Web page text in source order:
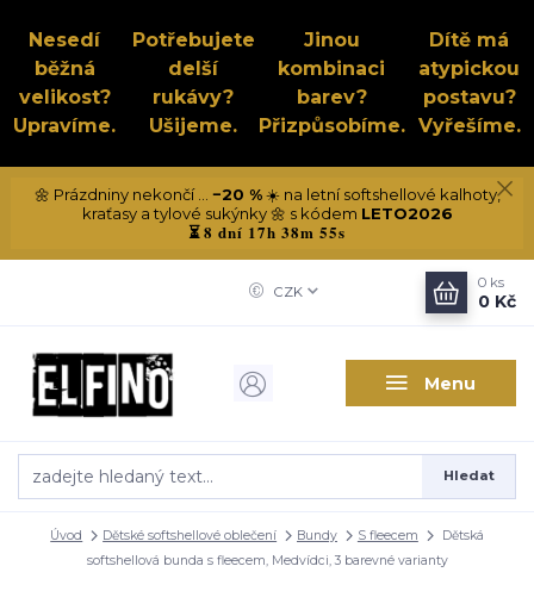
Nesedí
běžná
velikost?
Upravíme.
Potřebujete
delší
rukávy?
Ušijeme.
Jinou
kombinaci
barev?
Přizpůsobíme.
Dítě má
atypickou
postavu?
Vyřešíme.
🌼 Prázdniny nekončí ... −20 %☀️ na letní softshellové kalhoty,
kraťasy a tylové sukýnky 🌼 s kódem LETO2026
⏳8 dní 17h 38m 55s
Menu
CZK
Hledat
0 ks
0 Kč
Úvod Dětské softshellové oblečení Bundy S fleecem
Dětská
softshellová bunda s fleecem, Medvídci, 3 barevné varianty